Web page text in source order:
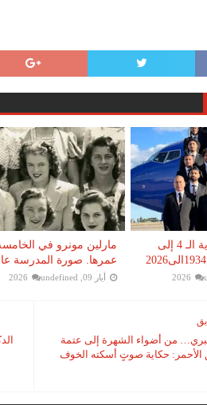
صور البعثات المصرية الـ 4 إلى
مارلين مونرو في
عمرها. صورة المدرسة عام
أيار 09, 2026 undefined
من أضواء الشهرة إلى عتمة
الأحمر: حكاية صوتٍ أسكته الخوف